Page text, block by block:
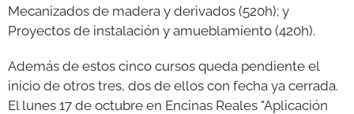
Mecanizados de madera y derivados (520h); y
Proyectos de instalación y amueblamiento (420h).
Además de estos cinco cursos queda pendiente el
inicio de otros tres, dos de ellos con fecha ya cerrada.
El lunes 17 de octubre en Encinas Reales "Aplicación